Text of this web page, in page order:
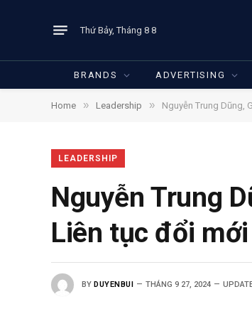
Thứ Bảy, Tháng 8 8
BRANDS ADVERTISING
Home » Leadership » Nguyễn Trung Dũng,
LEADERSHIP
Nguyễn Trung
Liên tục đổi
BY DUYENBUI THÁNG 9 27, 2024